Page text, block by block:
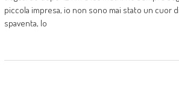
piccola impresa, io non sono mai stato un cuor
spaventa, lo